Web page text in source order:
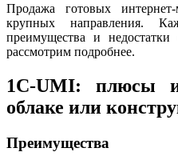
Продажа готовых
крупных направления.
преимущества и
рассмотрим подробнее.
1C-UMI: плюсы
облаке или
Преимущества